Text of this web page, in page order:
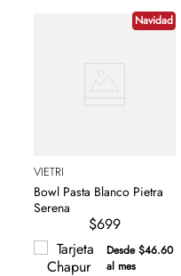
Navidad
VIETRI
Bowl Pasta Blanco Pietra
Serena
$699
Desde $46.60
al mes